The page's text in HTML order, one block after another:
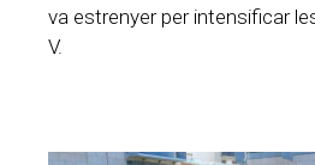
va estrenyer per intensificar
V.